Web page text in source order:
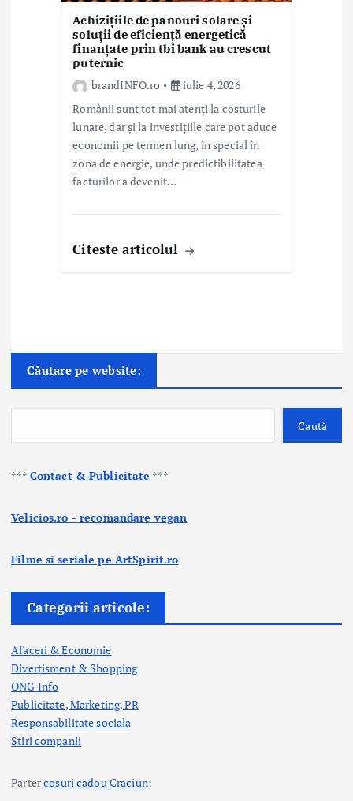
Achizițiile de panouri solare și
soluții de eficiență energetică
finanțate prin tbi bank au crescut
puternic
brandINFO.ro
iulie 4, 2026
Românii sunt tot mai atenți la costurile
lunare, dar și la investițiile care pot aduce
economii pe termen lung, în special în
zona de energie, unde predictibilitatea
facturilor a devenit…
Citeste articolul
Căutare pe website:
Caută
*** Contact & Publicitate ***
Velicios.ro - recomandare vegan
Filme si seriale pe ArtSpirit.ro
Categorii articole:
Afaceri & Economie
Divertisment & Shopping
ONG Info
Publicitate, Marketing, PR
Responsabilitate sociala
Stiri companii
Partercosuri cadou Craciun: